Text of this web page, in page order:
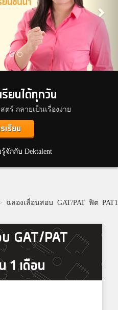
ยนได้ทุกวัน
ตร์ กลายเป็นเรื่องง่าย
เรียน
จักกับ Dektalent
ฉลองเลื่อนสอบ GAT/PAT ฟิต PAT1
GAT/PAT
1 เดือน